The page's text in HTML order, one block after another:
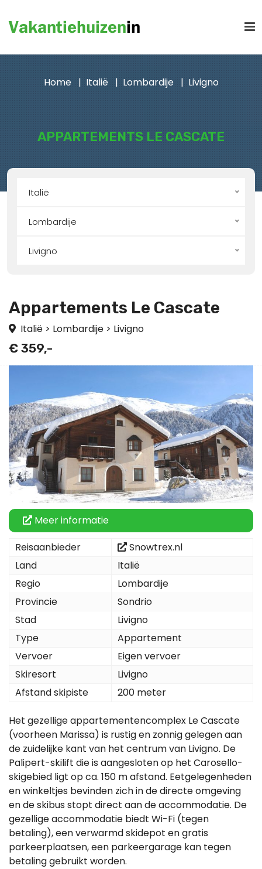
APPARTEMENTS LE CASCATE
Home Italië Lombardije Livigno
Italië
Lombardije
Livigno
Appartements Le Cascate
Italië > Lombardije > Livigno
€ 359,-
Meer informatie
Reisaanbieder
Snowtrex.nl
Land
Italië
Regio
Lombardije
Provincie
Sondrio
Stad
Livigno
Type
Appartement
Vervoer
Eigen vervoer
Skiresort
Livigno
Afstand skipiste
200 meter
Het gezellige appartementencomplex Le Cascate
(voorheen Marissa) is rustig en zonnig gelegen aan
de zuidelijke kant van het centrum van Livigno. De
Palipert-skilift die is aangesloten op het Carosello-
skigebied ligt op ca. 150 m afstand. Eetgelegenheden
en winkeltjes bevinden zich in de directe omgeving
en de skibus stopt direct aan de accommodatie. De
gezellige accommodatie biedt Wi-Fi (tegen
betaling), een verwarmd skidepot en gratis
parkeerplaatsen, een parkeergarage kan tegen
betaling gebruikt worden.